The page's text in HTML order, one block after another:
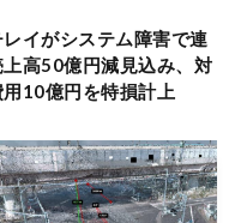
レイがシステム障害で連
高50億円減見込み、対
用10億円を特損計上